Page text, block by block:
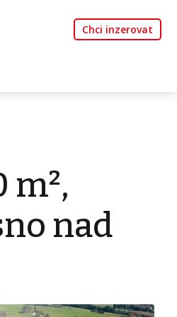
Chci inzerovat
m²,
nad